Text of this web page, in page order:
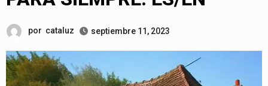
por cataluz septiembre 11, 2023